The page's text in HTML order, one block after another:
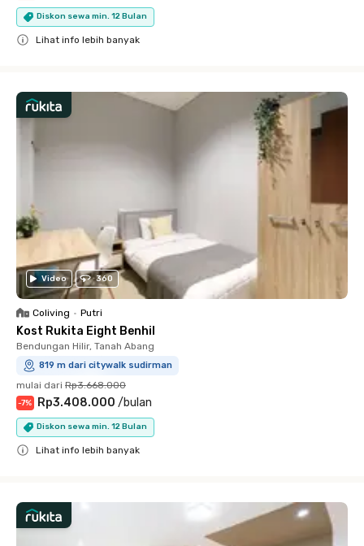
Diskon sewa min. 12 Bulan
Lihat info lebih banyak
Video 360
Coliving • Putri
Kost Rukita Eight Benhil
Bendungan Hilir, Tanah Abang
819 m dari citywalk sudirman
mulai dari Rp3.668.000
-7% Rp3.408.000 /bulan
Diskon sewa min. 12 Bulan
Lihat info lebih banyak